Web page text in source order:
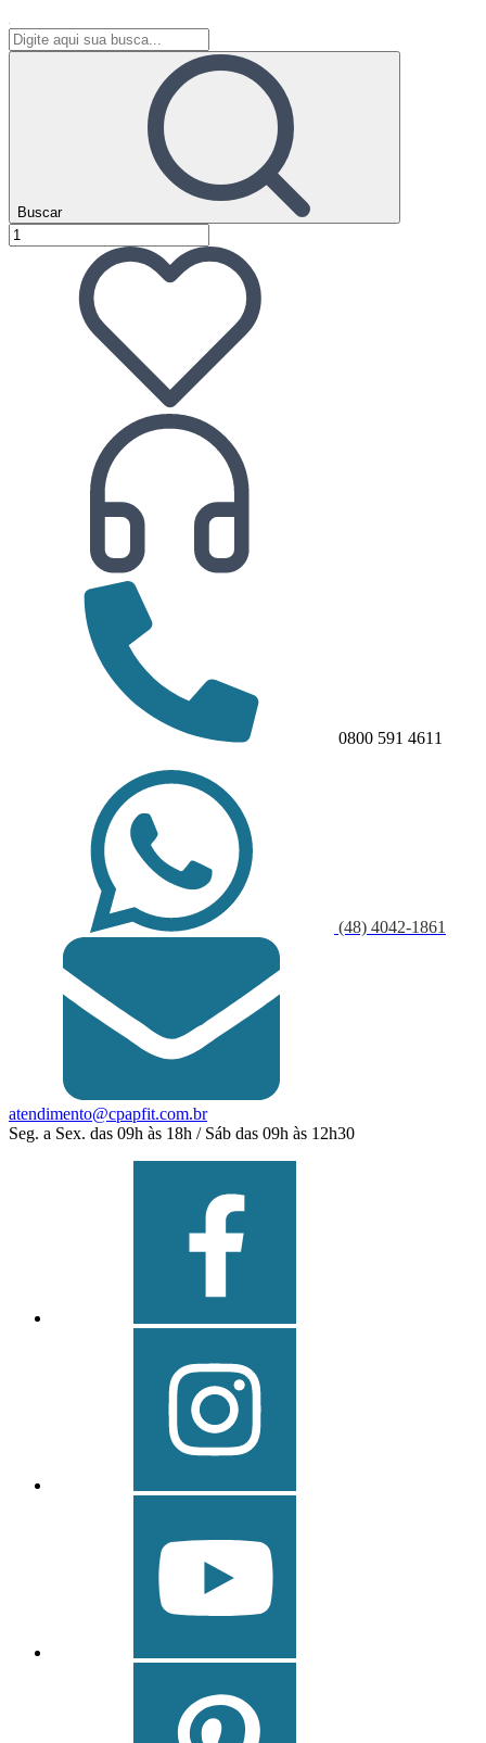
Buscar
0800 591 4611
(48) 4042-1861
atendimento@cpapfit.com.br
Seg. a Sex. das 09h às 18h / Sáb das 09h às 12h30